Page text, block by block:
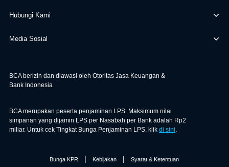
Hubungi Kami
Media Sosial
BCA berizin dan diawasi oleh Otoritas Jasa Keuangan &
Bank Indonesia
BCA merupakan peserta penjaminan LPS. Maksimum nilai
simpanan yang dijamin LPS per Nasabah per Bank adalah Rp2
miliar. Untuk cek Tingkat Bunga Penjaminan LPS, klik di sini.
Bunga KPR | Kebijakan | Syarat & Ketentuan